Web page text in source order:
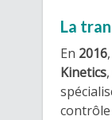
La
En 2016
Kinetics